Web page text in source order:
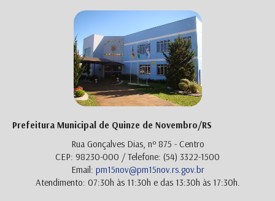
Prefeitura Municipal de Quinze de Novembro/RS
Rua Gonçalves Dias, nº 875 - Centro
CEP: 98230-000 / Telefone: (54) 3322-1500
Email: pm15nov@pm15nov.rs.gov.br
Atendimento: 07:30h às 11:30h e das 13:30h às 17:30h.